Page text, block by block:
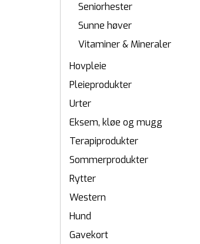
Seniorhester
Sunne høver
Vitaminer & Mineraler
Hovpleie
Pleieprodukter
Urter
Eksem, kløe og mugg
Terapiprodukter
Sommerprodukter
Rytter
Western
Hund
Gavekort